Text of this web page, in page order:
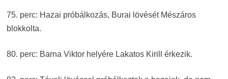
75. perc: Hazai próbálkozás, Burai lövését Mészáros
blokkolta.
80. perc: Barna Viktor helyére Lakatos Kirill érkezik.